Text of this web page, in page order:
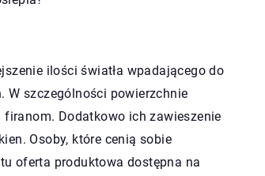
ilości światła wpadającego do
W szczególności powierzchnie
Dodatkowo ich zawieszenie
Osoby, które cenią sobie
oferta produktowa dostępna na